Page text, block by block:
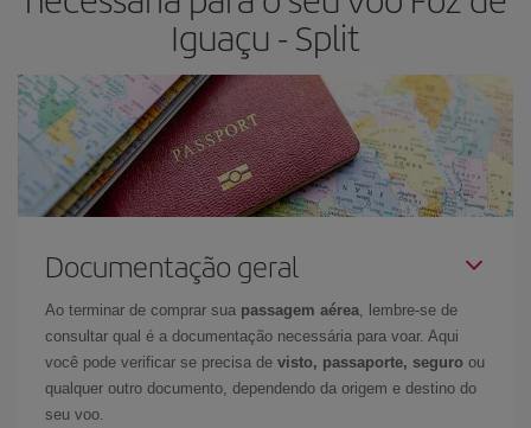
Iguaçu - Split
Documentação geral
Ao terminar de comprar sua passagem aérea, lembre-se de
consultar qual é a documentação necessária para voar. Aqui
você pode verificar se precisa de visto, passaporte, seguro ou
qualquer outro documento, dependendo da origem e destino do
seu voo.